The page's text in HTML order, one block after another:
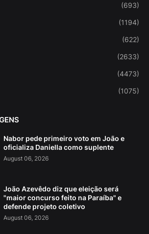
(693)
(1194)
(622)
(2633)
(4473)
(1075)
Nabor pede primeiro voto em João e
oficializa Daniella como suplente
August 06, 2026
João Azevêdo diz que eleição será
"maior concurso feito na Paraíba" e
defende projeto coletivo
August 06, 2026